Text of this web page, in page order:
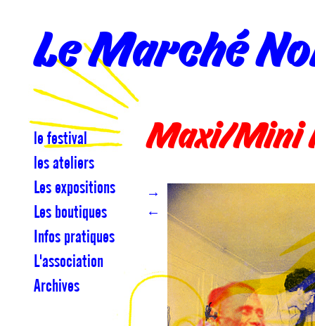
Le Marché
le festival
les ateliers
Les expositions
Les boutiques
Infos pratiques
L'association
Archives
Maxi/Mini